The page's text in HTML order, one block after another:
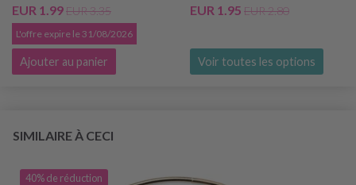
EUR 1.99EUR 3.35
L'offre expire le 31/08/2026
Ajouter au panier
EUR 1.95 EUR 2.80
Voir toutes les options
SIMILAIRE À CECI
40% de réduction